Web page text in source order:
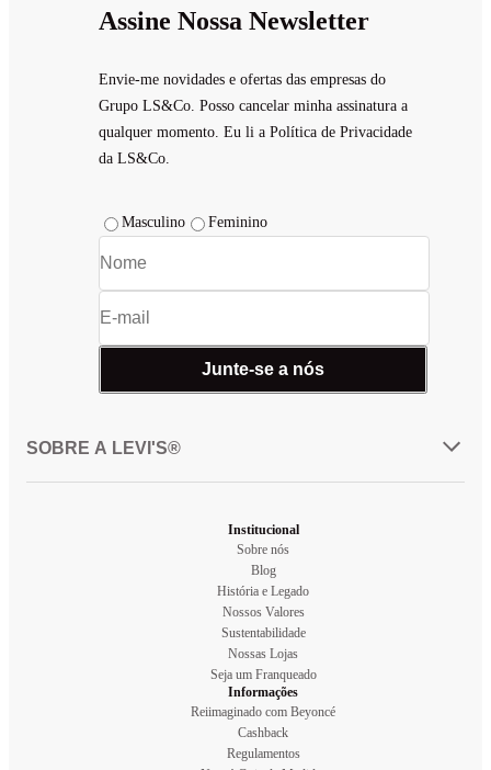
Assine Nossa Newsletter
Envie-me novidades e ofertas das empresas do
Grupo LS&Co. Posso cancelar minha assinatura a
qualquer momento. Eu li a Política de Privacidade
da LS&Co.
Masculino Feminino
Junte-se a nós
SOBRE A LEVI'S®
Institucional
Sobre nós
Blog
História e Legado
Nossos Valores
Sustentabilidade
Nossas Lojas
Seja um Franqueado
Informações
Reiimaginado com Beyoncé
Cashback
Regulamentos